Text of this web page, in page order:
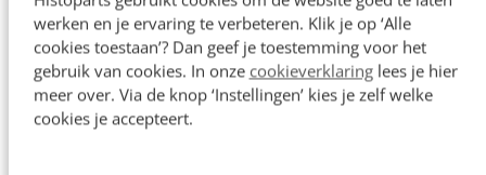
werken en je ervaring te verbeteren. Klik je op ‘Alle
cookies toestaan’? Dan geef je toestemming voor het
gebruik van cookies. In onze cookieverklaringlees je hier
meer over. Via de knop ‘Instellingen’ kies je zelf welke
cookies je accepteert.
Artikelnummer H8148